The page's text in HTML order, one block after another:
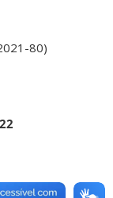
80)